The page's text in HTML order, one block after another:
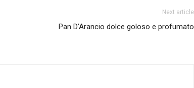
Next article
Pan D’Arancio dolce goloso e profumato